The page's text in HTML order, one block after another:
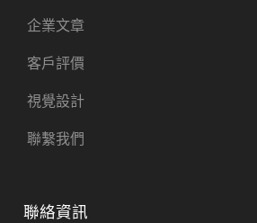
企業文章
客戶評價
視覺設計
聯繫我們
聯絡資訊